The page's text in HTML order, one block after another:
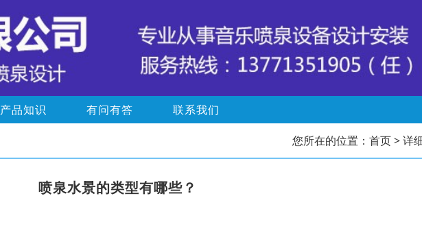
产品知识 有问有答 联系我们
您所在的位置： 首页> 详
喷泉水景的类型有哪些？